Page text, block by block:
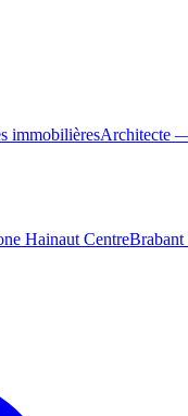
immobilièresArchitecte
Hainaut CentreBrabant